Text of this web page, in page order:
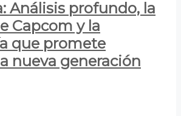
Análisis profundo, la
Capcom y la
que promete
nueva generación